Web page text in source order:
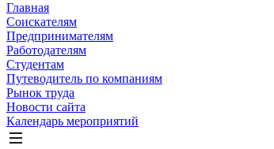
Главная
Соискателям
Предпринимателям
Работодателям
Студентам
Путеводитель по компаниям
Рынок труда
Новости сайта
Календарь мероприятий